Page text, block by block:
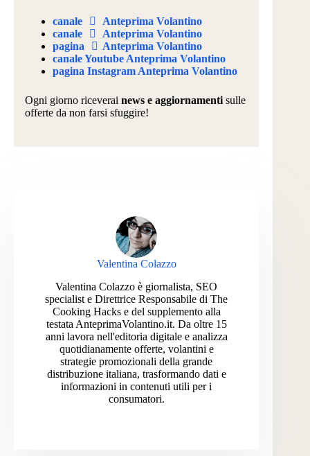
canale
Anteprima Volantino
canale
Anteprima Volantino
pagina
Anteprima Volantino
canale Youtube Anteprima Volantino
pagina Instagram Anteprima Volantino
Ogni giorno riceverai news e aggiornamenti sulle
offerte da non farsi sfuggire!
Valentina Colazzo
Valentina Colazzo è giornalista, SEO
specialist e Direttrice Responsabile di The
Cooking Hacks e del supplemento alla
testata AnteprimaVolantino.it. Da oltre 15
anni lavora nell'editoria digitale e analizza
quotidianamente offerte, volantini e
strategie promozionali della grande
distribuzione italiana, trasformando dati e
informazioni in contenuti utili per i
consumatori.